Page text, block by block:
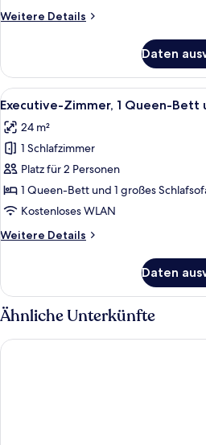
Schlafsofa
Weitere Details
Weitere
Suite,
1 Queen-
Bett
Schlafsofa
Daten
Alle
Fotos
für
Executive-
Zimmer,
1 Queen-
Bett
Schlafsofa
Ein
9
Executive-Zimmer, 1 Queen-Bett
24 m²
1 Schlafzimmer
Platz für 2 Personen
1 Queen-Bett und 1 großes
Kostenloses WLAN
Weitere Details
Weitere
Zimmer,
1 Queen-
Bett
Schlafsofa
Daten
Ähnliche Unterkünfte
Hampton by Hilton Gaziantep